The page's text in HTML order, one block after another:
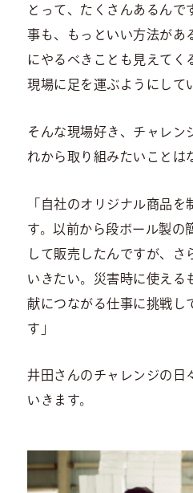
とって、たくさんあるんで
事も、もっといい方法があ
にやるべきことも見えてく
現場に足を運ぶようにして
そんな現場好き、チャレン
れから取り組みたいことは
「自社のオリジナル商品
す。以前から段ボール製の
して販売したんですが、さ
いきたい。災害時に使える
献につながる仕事に挑戦し
す」
井田さんのチャレンジの日
いきます。